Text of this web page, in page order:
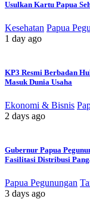
Usulkan Kartu Papua
Kesehatan Papua
1 day ago
KP3 Resmi Berbadan
Masuk Dunia Usaha
Ekonomi & Bisnis
2 days ago
Gubernur Papua
Fasilitasi Distribusi
Papua Pegunungan
3 days ago